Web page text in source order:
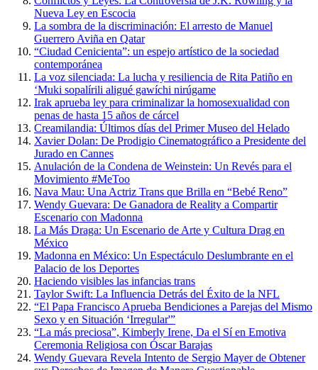
Nueva Ley en Escocia
La sombra de la discriminación: El arresto de Manuel
Guerrero Aviña en Qatar
“Ciudad Cenicienta”: un espejo artístico de la sociedad
contemporánea
La voz silenciada: La lucha y resiliencia de Rita Patiño en
‘Muki sopalírili aligué gawíchi nirúgame
Irak aprueba ley para criminalizar la homosexualidad con
penas de hasta 15 años de cárcel
Creamilandia: Últimos días del Primer Museo del Helado
Xavier Dolan: De Prodigio Cinematográfico a Presidente del
Jurado en Cannes
Anulación de la Condena de Weinstein: Un Revés para el
Movimiento #MeToo
Nava Mau: Una Actriz Trans que Brilla en “Bebé Reno”
Wendy Guevara: De Ganadora de Reality a Compartir
Escenario con Madonna
La Más Draga: Un Escenario de Arte y Cultura Drag en
México
Madonna en México: Un Espectáculo Deslumbrante en el
Palacio de los Deportes
Haciendo visibles las infancias trans
Taylor Swift: La Influencia Detrás del Éxito de la NFL
“El Papa Francisco Aprueba Bendiciones a Parejas del Mismo
Sexo y en Situación ‘Irregular'”
“La más preciosa”, Kimberly Irene, Da el Sí en Emotiva
Ceremonia Religiosa con Óscar Barajas
Wendy Guevara Revela Intento de Sergio Mayer de Obtener